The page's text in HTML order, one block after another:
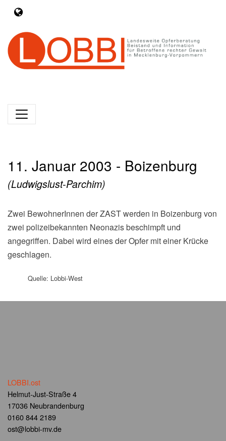
11. Januar 2003 - Boizenburg
(Ludwigslust-Parchim)
Zwei BewohnerInnen der ZAST werden in Boizenburg von
zwei polizeibekannten Neonazis beschimpft und
angegriffen. Dabei wird eines der Opfer mit einer Krücke
geschlagen.
Quelle: Lobbi-West
LOBBI.ost
Helmut-Just-Straße 4
17036 Neubrandenburg
0160 844 2189
ost@lobbi-mv.de